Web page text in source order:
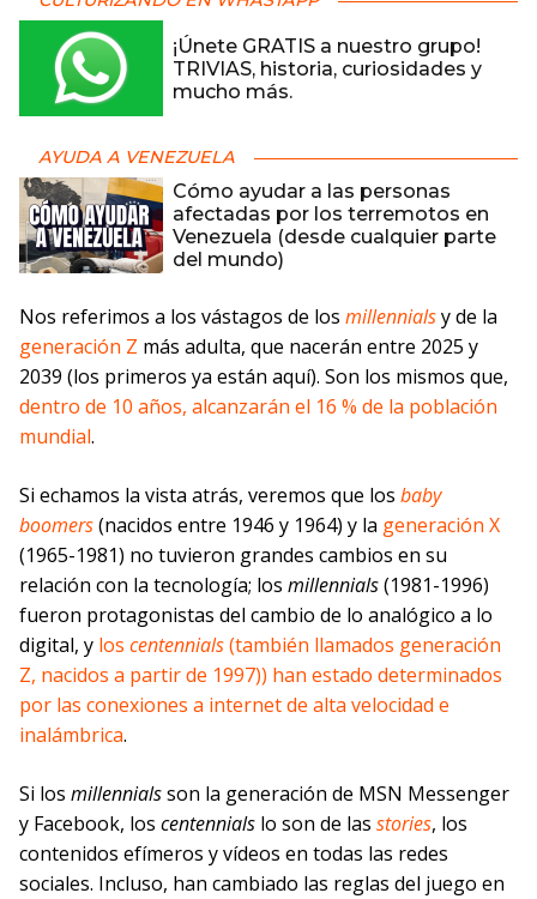
¡Únete GRATIS a nuestro grupo!
TRIVIAS, historia, curiosidades y
mucho más.
AYUDA A VENEZUELA
Cómo ayudar a las personas
afectadas por los terremotos en
Venezuela (desde cualquier parte
del mundo)
Nos referimos a los vástagos de los millennialsy de la
generación Z más adulta, que nacerán entre 2025 y
2039 (los primeros ya están aquí). Son los mismos que,
dentro de 10 años, alcanzarán el 16 % de la población
mundial.
Si echamos la vista atrás, veremos que los baby
boomers(nacidos entre 1946 y 1964) y la generación X
(1965-1981) no tuvieron grandes cambios en su
relación con la tecnología; los millennials(1981-1996)
fueron protagonistas del cambio de lo analógico a lo
digital, y los centennials(también llamados generación
Z, nacidos a partir de 1997)) han estado determinados
por las conexiones a internet de alta velocidad e
inalámbrica.
Si los millennialsson la generación de MSN Messenger
y Facebook, los centennials lo son de las stories, los
contenidos efímeros y vídeos en todas las redes
sociales. Incluso, han cambiado las reglas del juego en